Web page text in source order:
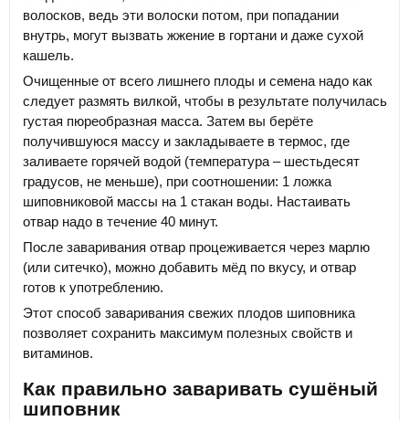
волосков, ведь эти волоски потом, при попадании
внутрь, могут вызвать жжение в гортани и даже сухой
кашель.
Очищенные от всего лишнего плоды и семена надо как
следует размять вилкой, чтобы в результате получилась
густая пюреобразная масса. Затем вы берёте
получившуюся массу и закладываете в термос, где
заливаете горячей водой (температура – шестьдесят
градусов, не меньше), при соотношении: 1 ложка
шиповниковой массы на 1 стакан воды. Настаивать
отвар надо в течение 40 минут.
После заваривания отвар процеживается через марлю
(или ситечко), можно добавить мёд по вкусу, и отвар
готов к употреблению.
Этот способ заваривания свежих плодов шиповника
позволяет сохранить максимум полезных свойств и
витаминов.
Как правильно заваривать сушёный
шиповник